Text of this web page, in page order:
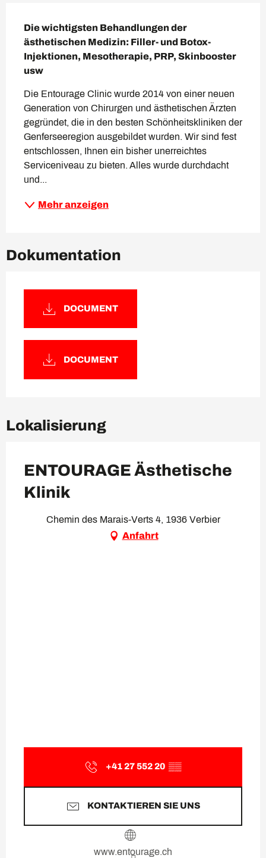
Die wichtigsten Behandlungen der
ästhetischen Medizin: Filler- und Botox-
Injektionen, Mesotherapie, PRP, Skinbooster
usw
Die Entourage Clinic wurde 2014 von einer neuen
Generation von Chirurgen und ästhetischen Ärzten
gegründet, die in den besten Schönheitskliniken der
Genferseeregion ausgebildet wurden. Wir sind fest
entschlossen, Ihnen ein bisher unerreichtes
Serviceniveau zu bieten. Alles wurde durchdacht
und...
Mehr anzeigen
Dokumentation
DOCUMENT
DOCUMENT
Lokalisierung
ENTOURAGE Ästhetische
Klinik
Chemin des Marais-Verts 4, 1936 Verbier
Anfahrt
+41 27 552 20 ▒▒
KONTAKTIEREN SIE UNS
www.entourage.ch